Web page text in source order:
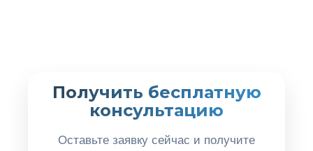
Получить бесплатную
консультацию
Оставьте заявку сейчас и получите